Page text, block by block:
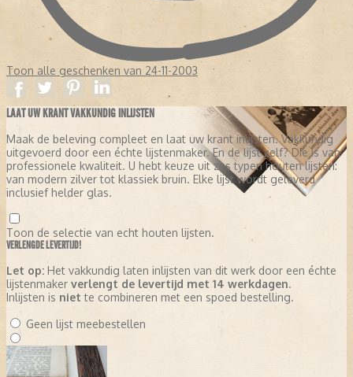
Toon alle geschenken van 24-11-2003
LAAT UW KRANT VAKKUNDIG INLIJSTEN
Maak de beleving compleet en laat uw krant inlijsten. Vakkundig
uitgevoerd door een échte lijstenmaker. En de lijst zelf? Die is van
professionele kwaliteit. U hebt keuze uit zes typen houten lijsten:
van modern zilver tot klassiek bruin. Elke lijst wordt geleverd
inclusief helder glas.
Toon de selectie van echt houten lijsten.
VERLENGDE LEVERTIJD!
Let op: Het vakkundig laten inlijsten van dit werk door een échte
lijstenmaker verlengt de levertijd met 14 werkdagen.
Inlijsten is niet te combineren met een spoed bestelling.
Geen lijst meebestellen